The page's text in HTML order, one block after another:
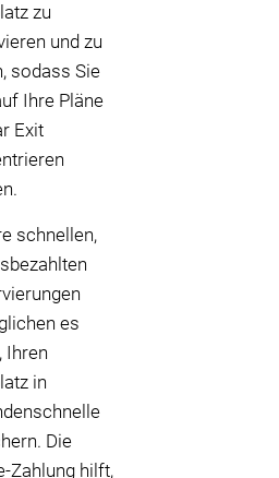
zu
und zu
sodass Sie
Ihre Pläne
Exit
schnellen,
es
Ihren
in
Die
Zahlung hilft,